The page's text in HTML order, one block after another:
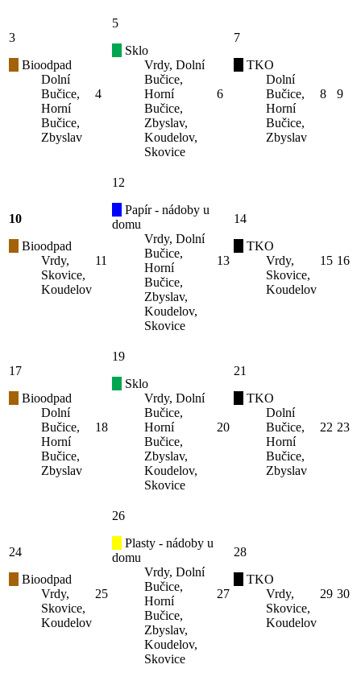
3
Bioodpad
Dolní
Bučice,
Horní
Bučice,
Zbyslav
4
5
Sklo
Vrdy, Dolní
Bučice,
Horní
Bučice,
Zbyslav,
Koudelov,
Skovice
6
7
TKO
Dolní
Bučice,
Horní
Bučice,
Zbyslav
8 9
10
Bioodpad
Vrdy,
Skovice,
Koudelov
11
12
Papír - nádoby u
domu
Vrdy, Dolní
Bučice,
Horní
Bučice,
Zbyslav,
Koudelov,
Skovice
13
14
TKO
Vrdy,
Skovice,
Koudelov
15 16
17
Bioodpad
Dolní
Bučice,
Horní
Bučice,
Zbyslav
18
19
Sklo
Vrdy, Dolní
Bučice,
Horní
Bučice,
Zbyslav,
Koudelov,
Skovice
20
21
TKO
Dolní
Bučice,
Horní
Bučice,
Zbyslav
22 23
24
Bioodpad
Vrdy,
Skovice,
Koudelov
25
26
Plasty - nádoby u
domu
Vrdy, Dolní
Bučice,
Horní
Bučice,
Zbyslav,
Koudelov,
Skovice
27
28
TKO
Vrdy,
Skovice,
Koudelov
29 30